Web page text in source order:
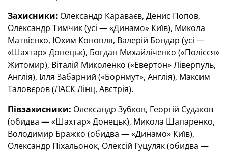
Захисники: Олександр Караваєв, Денис Попов,
Олександр Тимчик (усі — «Динамо» Київ), Микола
Матвієнко, Юхим Конопля, Валерій Бондар (усі —
«Шахтар» Донецьк), Богдан Михайліченко («Полісся»
Житомир), Віталій Миколенко («Евертон» Ліверпуль,
Англія), Ілля Забарний («Борнмут», Англія), Максим
Таловєров (ЛАСК Лінц, Австрія).
Півзахисники: Олександр Зубков, Георгій Судаков
(обидва — «Шахтар» Донецьк), Микола Шапаренко,
Володимир Бражко (обидва — «Динамо» Київ),
Олександр Піхальонок, Олексій Гуцуляк (обидва —